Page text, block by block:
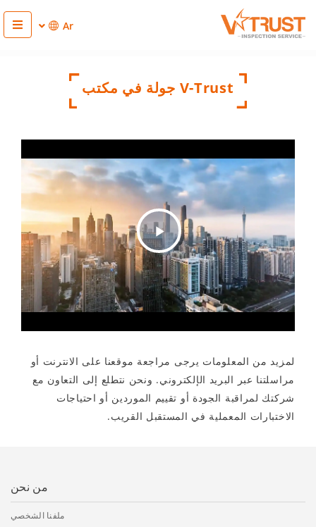
Ar
V-Trust جولة في مكتب
Play
Video
لمزيد من المعلومات يرجى مراجعة موقعنا على الانترنت أو
مراسلتنا عبر البريد الإلكتروني. ونحن نتطلع إلى التعاون مع
شركتك لمراقبة الجودة أو تقييم الموردين أو احتياجات
الاختبارات المعملية في المستقبل القريب.
من نحن
ملفنا الشخصي